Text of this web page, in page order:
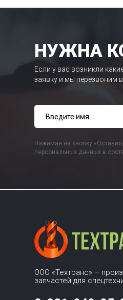
НУЖНА
Если у вас возникли
заявку и мы перезвоним
Нажимая на кнопку
персональных данных в
ООО «Техтранс» –
запчастей для